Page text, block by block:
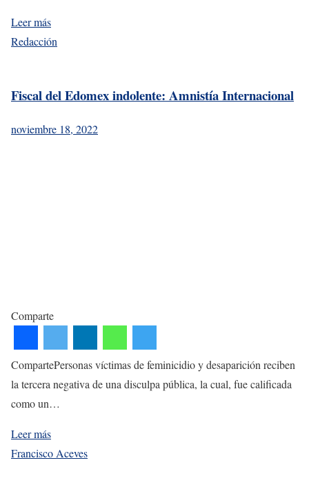
Leer más
Redacción
Fiscal del Edomex indolente: Amnistía Internacional
noviembre 18, 2022
Comparte
CompartePersonas víctimas de feminicidio y desaparición reciben
la tercera negativa de una disculpa pública, la cual, fue calificada
como un…
Leer más
Francisco Aceves